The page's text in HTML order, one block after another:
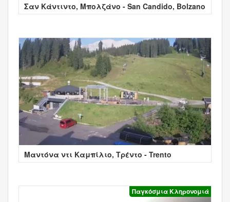
Σαν Κάντιντο, Μπολζάνο - San Candido, Bolzano
Μαντόνα ντι Καμπίλιο, Τρέντο - Trento
Παγκόσμια Κληρονομιά